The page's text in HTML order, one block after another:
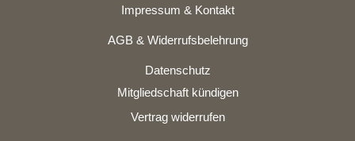
Impressum & Kontakt
AGB & Widerrufsbelehrung
Datenschutz
Mitgliedschaft kündigen
Vertrag widerrufen